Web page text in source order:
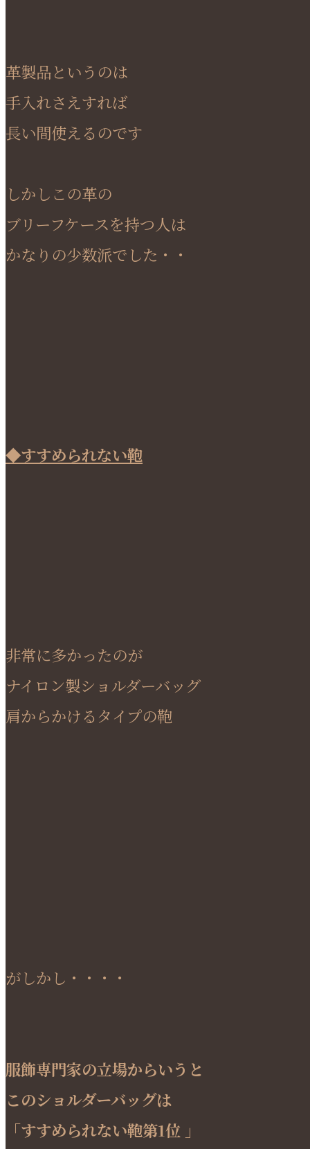
革製品というのは
手入れさえすれば
長い間使えるのです
しかしこの革の
ブリーフケースを持つ人は
かなりの少数派でした・・
◆すすめられない鞄
非常に多かったのが
ナイロン製ショルダーバッグ
肩からかけるタイプの鞄
がしかし・・・・
服飾専門家の立場からいうと
このショルダーバッグは
「すすめられない鞄第1位 」